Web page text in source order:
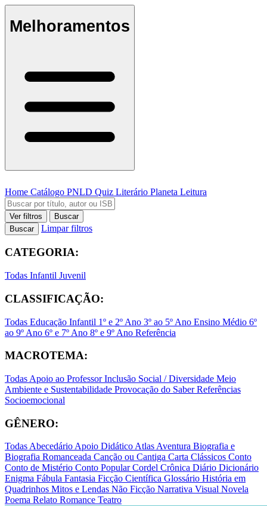
Melhoramentos
Home Catálogo PNLD Quiz Literário Planeta Leitura
Ver filtros
Buscar
Buscar
Limpar filtros
CATEGORIA:
Todas Infantil Juvenil
CLASSIFICAÇÃO:
Todas Educação Infantil 1º e 2º Ano 3º ao 5º Ano Ensino Médio 6º
ao 9º Ano 6º e 7º Ano 8º e 9º Ano Referência
MACROTEMA:
Todas Apoio ao ProfessorInclusão Social / Diversidade Meio
Ambiente e Sustentabilidade Provocação do SaberReferências
Socioemocional
GÊNERO:
TodasAbecedárioApoio DidáticoAtlasAventura Biografia e
Biografia Romanceada Canção ou Cantiga Carta Clássicos Conto
Conto de Mistério Conto PopularCordel Crônica Diário Dicionário
Enigma Fábula Fantasia Ficção Científica Glossário História em
Quadrinhos Mitos e Lendas Não Ficção Narrativa Visual Novela
Poema Relato Romance Teatro